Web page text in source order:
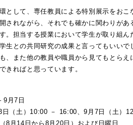
として、専任教員による特別展示をお
されながら、それでも確かに関わりが
。担当する授業において学生が取り組
生との共同研究の成果と言ってもいい
、また他の教員や職員から見てもとら
きればと思っています。
9月7日
土）10:00 － 16:00、9月7日（土）
8月14日から8月20日）および日曜日